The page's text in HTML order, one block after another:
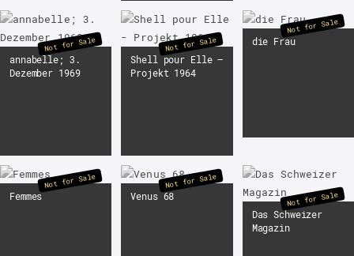
annabelle; 3.
Dezember 1969
Not for Sale
Shell pour Elle –
Projekt 1964
Not for Sale die Frau
Not for Sale
Femmes
Not for Sale
Venus 68
Not for Sale
Das Schweizer
Magazin
Not for Sale